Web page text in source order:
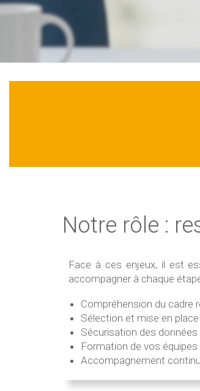
Notre rôle :
Face à ces enjeux, il est
accompagner à chaque
Compréhension du cadre
Sélection et mise en
Sécurisation des
Formation de vos
Accompagnement